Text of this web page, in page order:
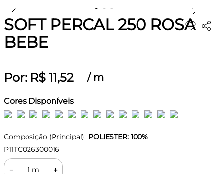
SOFT PERCAL 250 ROSA
BEBE
Por: R$ 11,52 / m
Cores Disponíveis
Composição (Principal): POLIESTER: 100%
P11TC026300016
＋
－